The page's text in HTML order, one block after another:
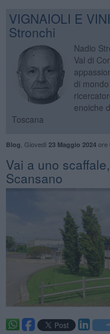
VIGNAIOLI E
Stronchi
Nadio
Val di
di
enoiche
Toscana
Blog Giovedì 23 Maggio 2024ore
​Vai a uno
Scansano